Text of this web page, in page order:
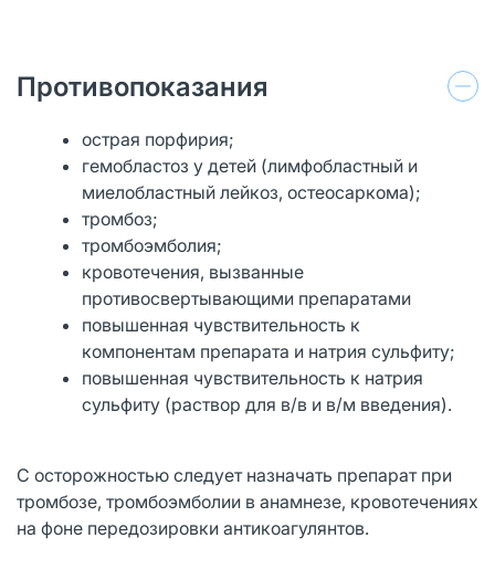
Противопоказания
острая порфирия;
гемобластоз у детей (лимфобластный и
миелобластный лейкоз, остеосаркома);
тромбоз;
тромбоэмболия;
кровотечения, вызванные
противосвертывающими препаратами
повышенная чувствительность к
компонентам препарата и натрия сульфиту;
повышенная чувствительность к натрия
сульфиту (раствор для в/в и в/м введения).
С осторожностью следует назначать препарат при
тромбозе, тромбоэмболии в анамнезе, кровотечениях
на фоне передозировки антикоагулянтов.